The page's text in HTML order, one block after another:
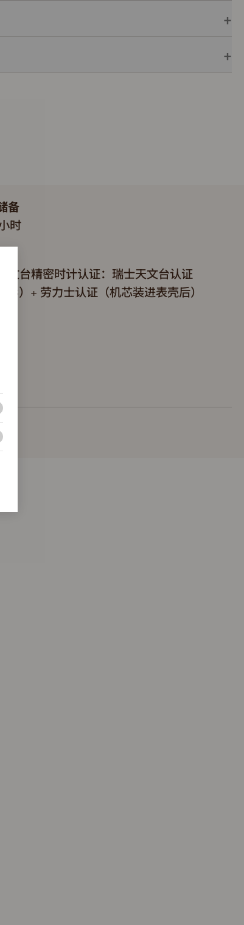
，并附上绿色印章，此印章是超卓天文台精密时计
备
时
天文台精密时计认证：瑞士天文台认证
）+ 劳力士认证（机芯装进表壳后）